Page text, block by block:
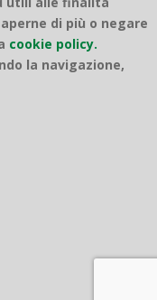
di più o negare
cookie policy.
la navigazione,